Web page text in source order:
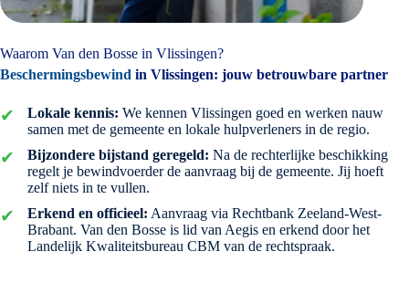
Waarom Van den Bosse in Vlissingen?
Beschermingsbewind in Vlissingen: jouw betrouwbare partner
Lokale kennis: We kennen Vlissingen goed en werken nauw
samen met de gemeente en lokale hulpverleners in de regio.
Bijzondere bijstand geregeld: Na de rechterlijke beschikking
regelt je bewindvoerder de aanvraag bij de gemeente. Jij hoeft
zelf niets in te vullen.
Erkend en officieel: Aanvraag via Rechtbank Zeeland-West-
Brabant. Van den Bosse is lid van Aegis en erkend door het
Landelijk Kwaliteitsbureau CBM van de rechtspraak.